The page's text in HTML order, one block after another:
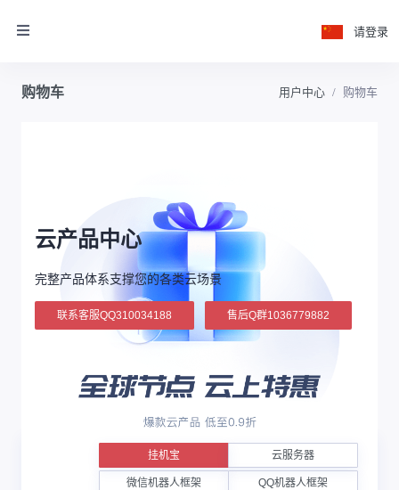
请登录
购物车 用户中心 购物车
云产品中心
完整产品体系支撑您的各类云场景
联系客服QQ310034188 售后Q群1036779882
挂机宝 云服务器
微信机器人框架 QQ机器人框架